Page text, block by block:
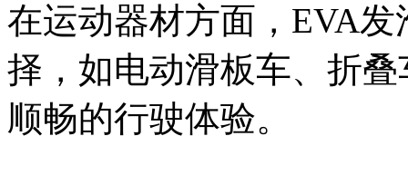
在运动器材方面，EVA
择，如电动滑板车、折
顺畅的行驶体验。